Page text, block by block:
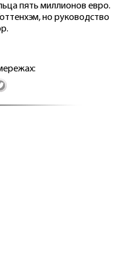
пять миллионов евро.
но руководство